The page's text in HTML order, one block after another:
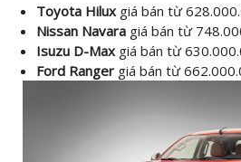
Toyota Hilux giá bán từ
Nissan Navara giá bán từ
Isuzu D-Max giá bán từ
Ford Ranger giá bán từ